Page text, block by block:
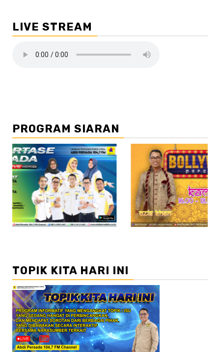
LIVE STREAM
PROGRAM SIARAN
//2
TOPIK KITA HARI INI